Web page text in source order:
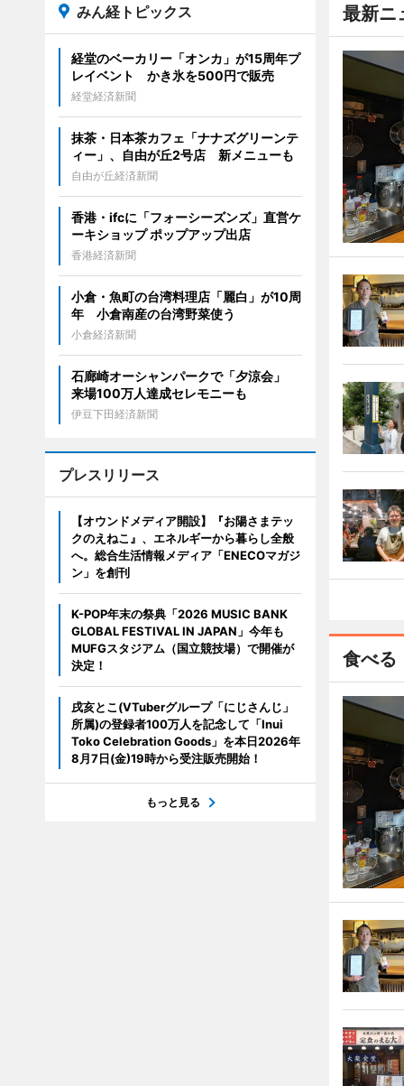
最新ニ
食べる
みん経トピックス
経堂のベーカリー「オンカ」が15周年プ
レイベント かき氷を500円で販売
経堂経済新聞
抹茶・日本茶カフェ「ナナズグリーンテ
ィー」、自由が丘2号店 新メニューも
自由が丘経済新聞
香港・ifcに「フォーシーズンズ」直営ケ
ーキショップ ポップアップ出店
香港経済新聞
小倉・魚町の台湾料理店「麗白」が10周
年 小倉南産の台湾野菜使う
小倉経済新聞
石廊崎オーシャンパークで「夕涼会」
来場100万人達成セレモニーも
伊豆下田経済新聞
プレスリリース
【オウンドメディア開設】『お陽さまテッ
クのえねこ』、エネルギーから暮らし全般
へ。総合生活情報メディア「ENECOマガジ
ン」を創刊
K-POP年末の祭典「2026 MUSIC BANK
GLOBAL FESTIVAL IN JAPAN」今年も
MUFGスタジアム（国立競技場）で開催が
決定！
戌亥とこ(VTuberグループ「にじさんじ」
所属)の登録者100万人を記念して「Inui
Toko Celebration Goods」を本日2026年
8月7日(金)19時から受注販売開始！
もっと見る